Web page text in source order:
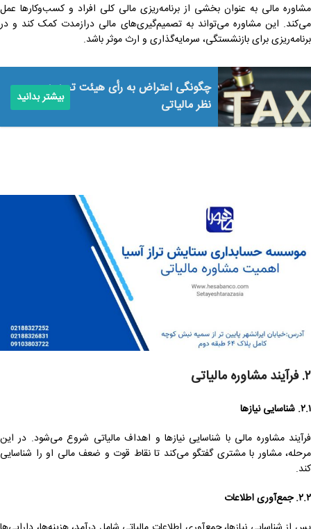
مشاوره مالی به عنوان بخشی از برنامه‌ریزی مالی کلی افراد و کسب‌وکارها عمل
می‌کند. این مشاوره می‌تواند به تصمیم‌گیری‌های مالی درازمدت کمک کند و در
برنامه‌ریزی برای بازنشستگی، سرمایه‌گذاری و ارث موثر باشد.
چگونگی اعتراض به رأی هیئت تجدید
نظر مالیاتی
بیشتر بدانید
۲. فرآیند مشاوره مالیاتی
۲.۱. شناسایی نیازها
فرآیند مشاوره مالی با شناسایی نیازها و اهداف مالیاتی شروع می‌شود. در این
مرحله، مشاور با مشتری گفتگو می‌کند تا نقاط قوت و ضعف مالی او را شناسایی
کند.
۲.۲. جمع‌آوری اطلاعات